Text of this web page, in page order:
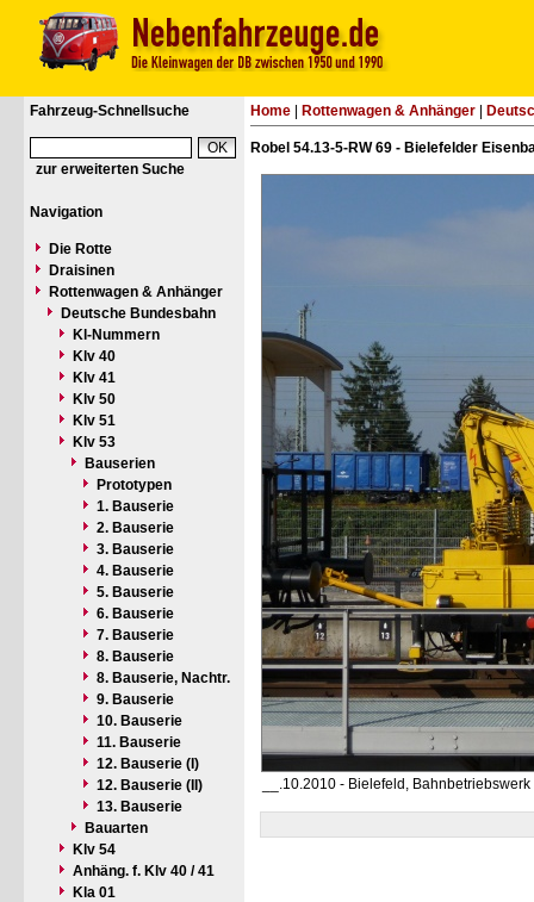
Fahrzeug-Schnellsuche
zur erweiterten Suche
Navigation
Die Rotte
Draisinen
Rottenwagen & Anhänger
Deutsche Bundesbahn
Kl-Nummern
Klv 40
Klv 41
Klv 50
Klv 51
Klv 53
Bauserien
Prototypen
1. Bauserie
2. Bauserie
3. Bauserie
4. Bauserie
5. Bauserie
6. Bauserie
7. Bauserie
8. Bauserie
8. Bauserie, Nachtr.
9. Bauserie
10. Bauserie
11. Bauserie
12. Bauserie (I)
12. Bauserie (II)
13. Bauserie
Bauarten
Klv 54
Anhäng. f. Klv 40 / 41
Kla 01
Home Rottenwagen & Anhänger
Robel 54.13-5-RW 69 - Bielefelder
__.10.2010 - Bielefeld, Bahnbetriebswerk